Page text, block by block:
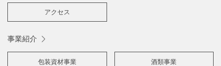
アクセス
事業紹介
包装資材事業 酒類事業